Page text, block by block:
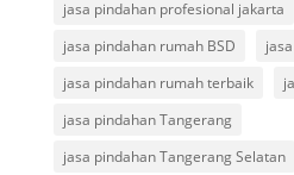
jasa pindahan profesional jakarta
jasa pindahan rumah BSD
jasa pindahan rumah terbaik
jasa pindahan Tangerang
jasa pindahan Tangerang Selatan